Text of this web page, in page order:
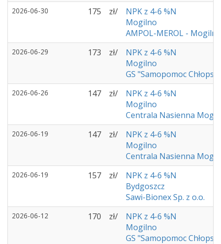
2026-06-30 175 zł/
NPK z 4-6 %N
Mogilno
AMPOL-MEROL - Mogilno
2026-06-29 173 zł/
NPK z 4-6 %N
Mogilno
GS "Samopomoc
2026-06-26 147 zł/
NPK z 4-6 %N
Mogilno
Centrala Nasienna
2026-06-19 147 zł/
NPK z 4-6 %N
Mogilno
Centrala Nasienna
2026-06-19 157 zł/
NPK z 4-6 %N
Bydgoszcz
Sawi-Bionex Sp. z o.o.
2026-06-12 170 zł/
NPK z 4-6 %N
Mogilno
GS "Samopomoc